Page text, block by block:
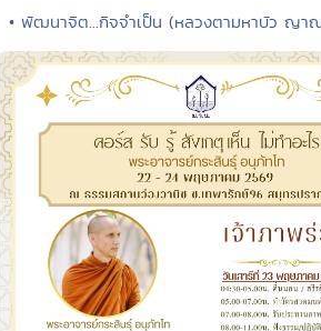
• พัฒนาจิต...กิจจำเป็น (หลวงตามหาบัว ญา